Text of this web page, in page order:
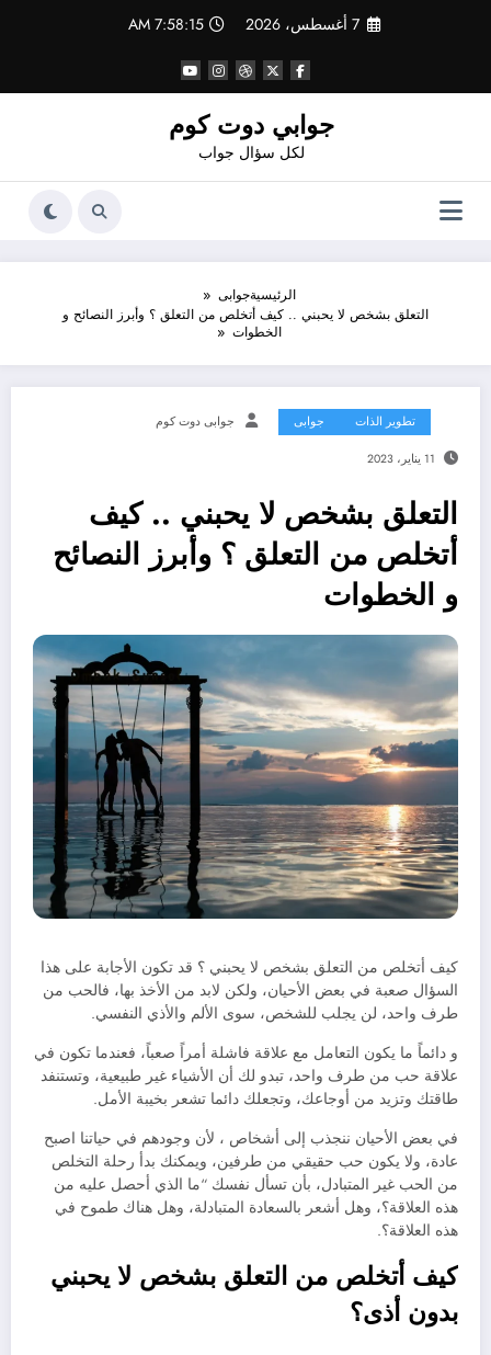
7 أغسطس، 2026 7:58:16 AM
جوابي دوت كوم
لكل سؤال جواب
الرئيسيةجوابى
التعلق بشخص لا يحبني .. كيف أتخلص من التعلق ؟ وأبرز النصائح و
الخطوات
تطوير الذات جوابى جوابى دوت كوم
11 يناير، 2023
التعلق بشخص لا يحبني .. كيف
أتخلص من التعلق ؟ وأبرز النصائح
و الخطوات
كيف أتخلص من التعلق بشخص لا يحبني ؟ قد تكون الأجابة على هذا
السؤال صعبة في بعض الأحيان، ولكن لابد من الأخذ بها، فالحب من
طرف واحد، لن يجلب للشخص، سوى الألم والأذي النفسي.
و دائماً ما يكون التعامل مع علاقة فاشلة أمراً صعباً، فعندما تكون في
علاقة حب من طرف واحد، تبدو لك أن الأشياء غير طبيعية، وتستنفد
طاقتك وتزيد من أوجاعك، وتجعلك دائما تشعر بخيبة الأمل.
في بعض الأحيان ننجذب إلى أشخاص ، لأن وجودهم في حياتنا اصبح
عادة، ولا يكون حب حقيقي من طرفين، ويمكنك بدأ رحلة التخلص
من الحب غير المتبادل، بأن تسأل نفسك “ما الذي أحصل عليه من
هذه العلاقة؟، وهل أشعر بالسعادة المتبادلة، وهل هناك طموح في
هذه العلاقة؟.
كيف أتخلص من التعلق بشخص لا يحبني
بدون أذى؟